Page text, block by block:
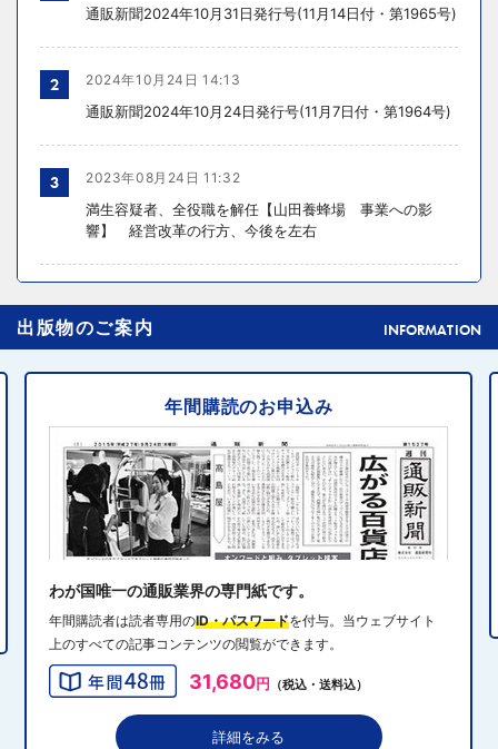
通販新聞2024年10月31日発行号(11月14日付・第1965号)
2 2024年10月24日 14:13
通販新聞2024年10月24日発行号(11月7日付・第1964号)
3 2023年08月24日 11:32
満生容疑者、全役職を解任【山田養蜂場 事業への影
響】 経営改革の行方、今後を左右
4
元ディノスの石川森生氏、ECのプロフェッショナルらの
共助型ネットワーク組織立ち上げ
5 2024年10月31日 14:10
消費者庁、美容液通販に特定商取引法違反で9カ月の業務
停止命令
2024年10月31日 14:32
り込み
7 2024年10月31日 13:40
QVCジャパンがゾゾと”コーデ対決”、”千葉愛”テーマにフ
出版物のご案内 INFORMATION
年間購読のお申込み
わが国唯一の通販業界の専門紙です。
年間購読者は読者専用のID・パスワードを付与。当ウェブサイト
上のすべての記事コンテンツの閲覧ができます。
31,680円 （税込・送料込）
詳細をみる